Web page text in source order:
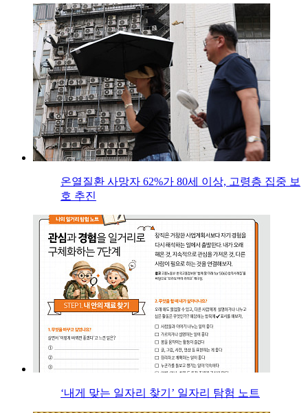
온열질환 사망자 62%가 80세 이상, 고령층 집중 보
호 추진
‘내게 맞는 일자리 찾기’ 일자리 탐험 노트